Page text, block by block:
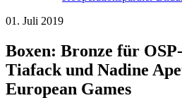
01. Juli 2019
Boxen: Bronze für
Tiafack und Nadine
European Games